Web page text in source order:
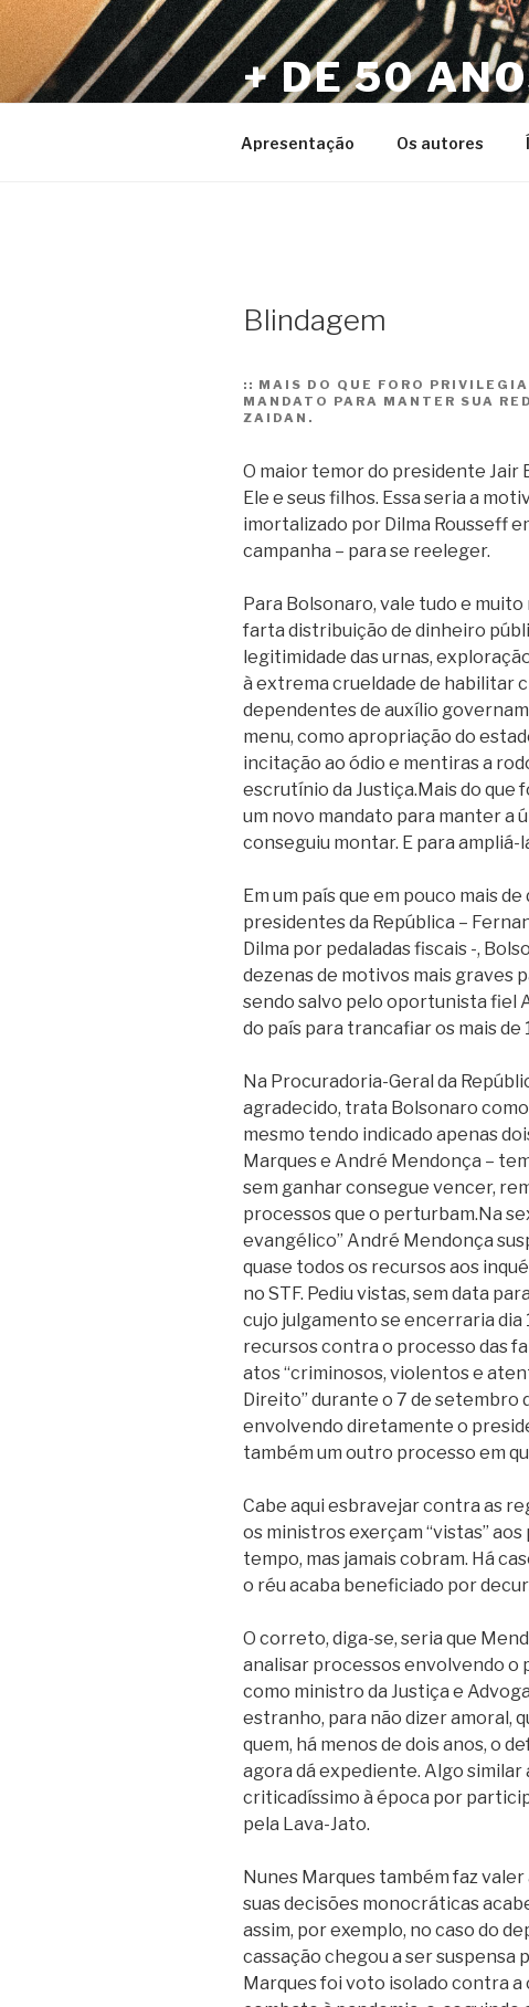
Pular
para
o
conteúdo
+ DE 50
Apresentação Os autores
Blindagem
:: MAIS DO QUE FORO
MANDATO PARA MANTER SUA
ZAIDAN.
O maior temor do presidente Jair
Ele e seus filhos. Essa seria a
imortalizado por Dilma Rousseff
campanha – para se reeleger.
Para Bolsonaro, vale tudo e
farta distribuição de dinheiro
legitimidade das urnas,
à extrema crueldade de habilitar
dependentes de auxílio
menu, como apropriação do
incitação ao ódio e mentiras a
escrutínio da Justiça.Mais do que
um novo mandato para manter a
conseguiu montar. E para ampliá-
Em um país que em pouco mais
presidentes da República –
Dilma por pedaladas fiscais -,
dezenas de motivos mais graves
sendo salvo pelo oportunista fiel
do país para trancafiar os mais
Na Procuradoria-Geral da
agradecido, trata Bolsonaro
mesmo tendo indicado apenas
Marques e André Mendonça –
sem ganhar consegue vencer,
processos que o perturbam.Na
evangélico” André Mendonça
quase todos os recursos aos
no STF. Pediu vistas, sem data
cujo julgamento se encerraria dia
recursos contra o processo das
atos “criminosos, violentos e
Direito” durante o 7 de setembro
envolvendo diretamente o
também um outro processo em
Cabe aqui esbravejar contra as
os ministros exerçam “vistas”
tempo, mas jamais cobram. Há
o réu acaba beneficiado por
O correto, diga-se, seria que
analisar processos envolvendo o
como ministro da Justiça e
estranho, para não dizer amoral,
quem, há menos de dois anos, o
agora dá expediente. Algo similar
criticadíssimo à época por
pela Lava-Jato.
Nunes Marques também faz
suas decisões monocráticas
assim, por exemplo, no caso do
cassação chegou a ser
Marques foi voto isolado contra